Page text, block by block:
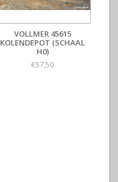
VOLLMER 45615
KOLENDEPOT (SCHAAL
H0)
€57,50